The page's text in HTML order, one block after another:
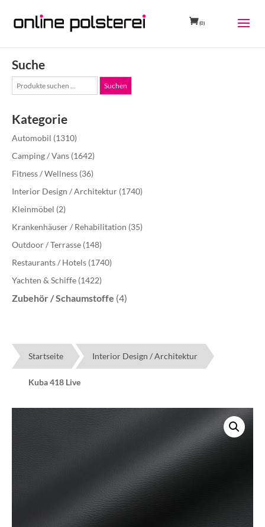
(0)
Startseite Interior Design / Architektur
Kuba 418 Live
Suche
Suche
nach:
Suchen
Kategorie
Automobil (1310)
Camping / Vans (1642)
Fitness / Wellness (36)
Interior Design / Architektur (1740)
Kleinmöbel (2)
Krankenhäuser / Rehabilitation (35)
Outdoor / Terrasse (148)
Restaurants / Hotels (1740)
Yachten & Schiffe (1422)
Zubehör / Schaumstoffe (4)